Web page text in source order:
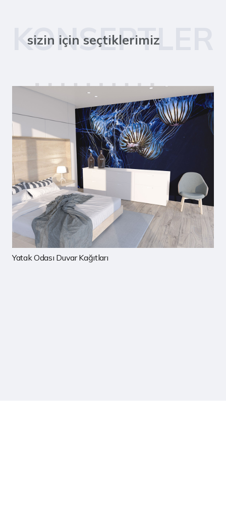
KONSEPTLER
sizin için seçtiklerimiz
Çocuk Odası Duvar Kağıtları